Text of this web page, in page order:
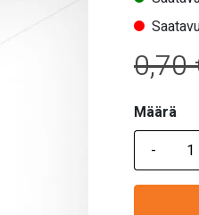
0,70
Määrä
Määrä